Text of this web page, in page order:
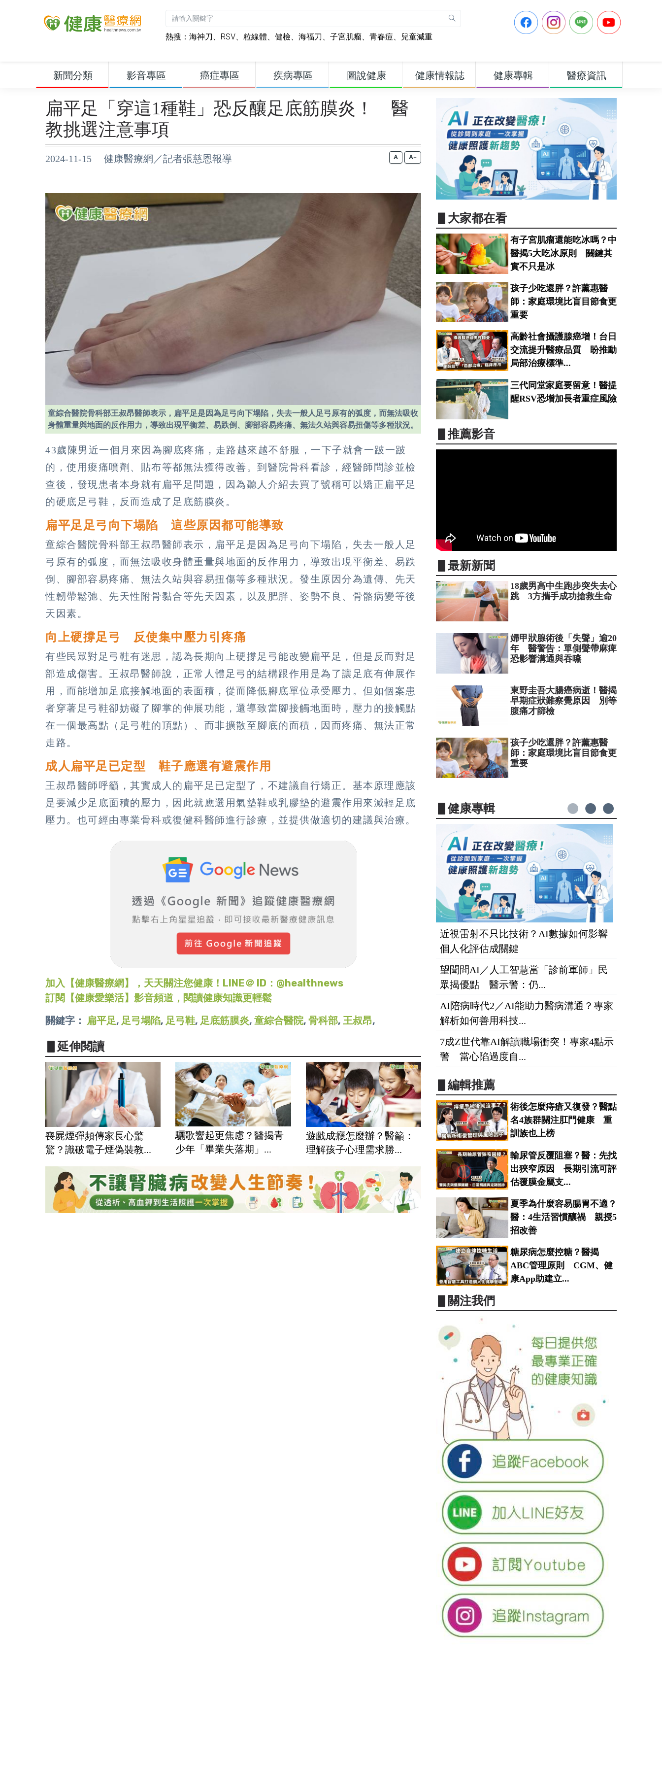
熱搜： 海神刀 、 RSV、 粒線體、 健檢、 海福刀 、 子宮肌瘤、 青春痘、 兒童減重
新聞分類 影音專區 癌症專區 疾病專區 圖說健康 健康情報誌 健康專輯 醫療資訊
扁平足「穿這1種鞋」恐反釀足底筋膜炎！ 醫
教挑選注意事項
2024-11-15 健康醫療網／記者張慈恩報導 +
童綜合醫院骨科部王叔昂醫師表示，扁平足是因為足弓向下塌陷，失去一般人足弓原有的弧度，而無法吸收
身體重量與地面的反作用力，導致出現平衡差、易跌倒、腳部容易疼痛、無法久站與容易扭傷等多種狀況。
43歲陳男近一個月來因為腳底疼痛，走路越來越不舒服，一下子就會一跛一跛
的，使用痠痛噴劑、貼布等都無法獲得改善。到醫院骨科看診，經醫師問診並檢
查後，發現患者本身就有扁平足問題，因為聽人介紹去買了號稱可以矯正扁平足
的硬底足弓鞋，反而造成了足底筋膜炎。
扁平足足弓向下塌陷 這些原因都可能導致
童綜合醫院骨科部王叔昂醫師表示，扁平足是因為足弓向下塌陷，失去一般人足
弓原有的弧度，而無法吸收身體重量與地面的反作用力，導致出現平衡差、易跌
倒、腳部容易疼痛、無法久站與容易扭傷等多種狀況。發生原因分為遺傳、先天
性韌帶鬆弛、先天性附骨黏合等先天因素，以及肥胖、姿勢不良、骨骼病變等後
天因素。
向上硬撐足弓 反使集中壓力引疼痛
有些民眾對足弓鞋有迷思，認為長期向上硬撐足弓能改變扁平足，但是反而對足
部造成傷害。王叔昂醫師說，正常人體足弓的結構跟作用是為了讓足底有伸展作
用，而能增加足底接觸地面的表面積，從而降低腳底單位承受壓力。但如個案患
者穿著足弓鞋卻妨礙了腳掌的伸展功能，還導致當腳接觸地面時，壓力的接觸點
在一個最高點（足弓鞋的頂點）、而非擴散至腳底的面積，因而疼痛、無法正常
走路。
成人扁平足已定型 鞋子應選有避震作用
王叔昂醫師呼籲，其實成人的扁平足已定型了，不建議自行矯正。基本原理應該
是要減少足底面積的壓力，因此就應選用氣墊鞋或乳膠墊的避震作用來減輕足底
壓力。也可經由專業骨科或復健科醫師進行診療，並提供做適切的建議與治療。
加入【健康醫療網】，天天關注您健康！LINE＠ ID：@healthnews
訂閱【健康愛樂活】影音頻道，閱讀健康知識更輕鬆
關鍵字： 扁平足, 足弓塌陷, 足弓鞋, 足底筋膜炎, 童綜合醫院, 骨科部, 王叔昂,
▋延伸閱讀
喪屍煙彈頻傳家長心驚
驚？識破電子煙偽裝教...
驪歌響起更焦慮？醫揭青
少年「畢業失落期」...
遊戲成癮怎麼辦？醫籲：
理解孩子心理需求勝...
▋大家都在看
有子宮肌瘤還能吃冰嗎？中
醫揭5大吃冰原則 關鍵其
實不只是冰
孩子少吃還胖？許薰惠醫
師：家庭環境比盲目節食更
重要
高齡社會攝護腺癌增！台日
交流提升醫療品質 盼推動
局部治療標準...
三代同堂家庭要留意！醫提
醒RSV恐增加長者重症風險
▋推薦影音
▋最新新聞
18歲男高中生跑步突失去心
跳 3方攜手成功搶救生命
婦甲狀腺術後「失聲」逾20
年 醫警告：單側聲帶麻痺
恐影響溝通與吞嚥
東野圭吾大腸癌病逝！醫揭
早期症狀難察覺原因 別等
腹痛才篩檢
孩子少吃還胖？許薰惠醫
師：家庭環境比盲目節食更
重要
▋健康專輯
近視雷射不只比技術？AI數據如何影響
個人化評估成關鍵
望聞問AI／人工智慧當「診前軍師」民
眾揭優點 醫示警：仍...
AI陪病時代2／AI能助力醫病溝通？專家
解析如何善用科技...
7成Z世代靠AI解讀職場衝突！專家4點示
警 當心陷過度自...
▋編輯推薦
術後怎麼痔瘡又復發？醫點
名4族群關注肛門健康 重
訓族也上榜
輸尿管反覆阻塞？醫：先找
出狹窄原因 長期引流可評
估覆膜金屬支...
夏季為什麼容易腸胃不適？
醫：4生活習慣釀禍 親授5
招改善
糖尿病怎麼控糖？醫揭
ABC管理原則 CGM、健
康App助建立...
▋關注我們